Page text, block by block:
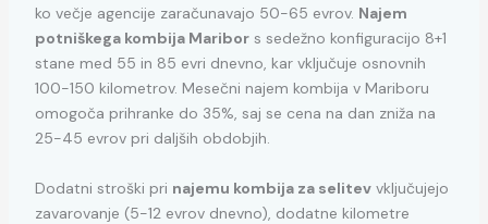
ko večje agencije zaračunavajo 50-65 evrov. Najem
potniškega kombija Maribors sedežno konfiguracijo 8+1
stane med 55 in 85 evri dnevno, kar vključuje osnovnih
100-150 kilometrov. Mesečni najem kombija v Mariboru
omogoča prihranke do 35%, saj se cena na dan zniža na
25-45 evrov pri daljših obdobjih.
Dodatni stroški pri najemu kombija za selitevvključujejo
zavarovanje (5-12 evrov dnevno), dodatne kilometre